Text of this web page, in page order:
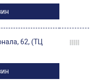
62, (ТЦ